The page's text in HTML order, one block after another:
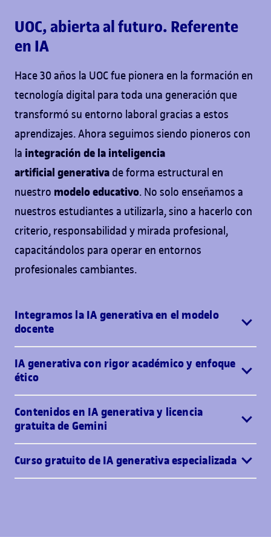
UOC, abierta al futuro. Referente
en IA
Hace 30 años la UOC fue pionera en la formación en
tecnología digital para toda una generación que
transformó su entorno laboral gracias a estos
aprendizajes. Ahora seguimos siendo pioneros con
la integración de la inteligencia
artificialgenerativa de forma estructural en
nuestro modelo educativo. No solo enseñamos a
nuestros estudiantes a utilizarla, sino a hacerlo con
criterio, responsabilidad y mirada profesional,
capacitándolos para operar en entornos
profesionales cambiantes.
Integramos la IA generativa en el modelo
docente
IA generativa con rigor académico y enfoque
ético
Contenidos en IA generativa y licencia
gratuita de Gemini
Curso gratuito de IA generativa especializada